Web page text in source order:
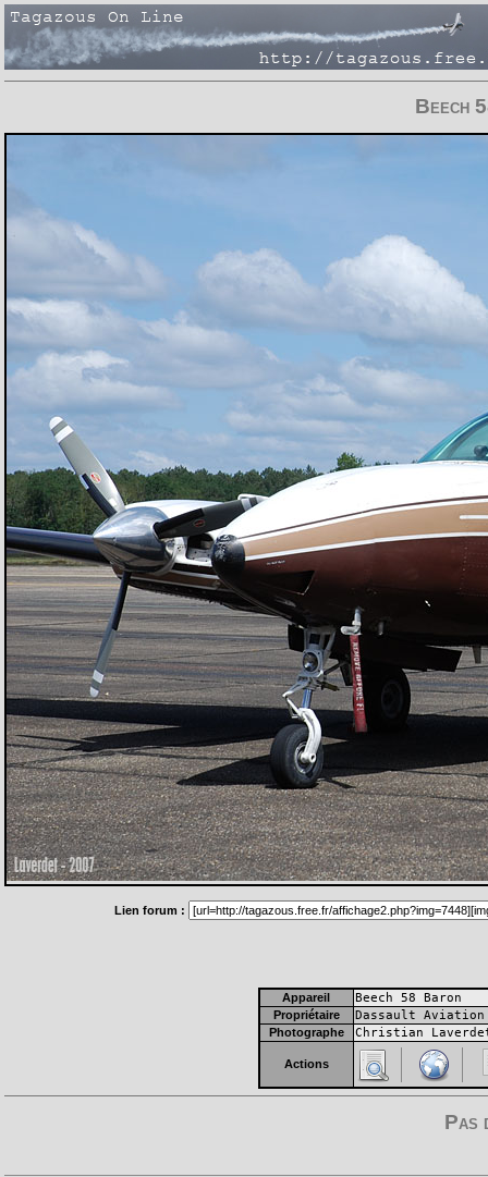
Beech
Lien forum :
Appareil Beech 58 Baron
Propriétaire Dassault Aviation
Photographe Christian
Actions
Pas